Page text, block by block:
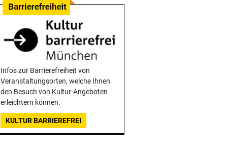
Infos zur Barrierefreiheit von
Veranstaltungsorten, welche Ihnen
den Besuch von Kultur-Angeboten
erleichtern können.
KULTUR BARRIEREFREI